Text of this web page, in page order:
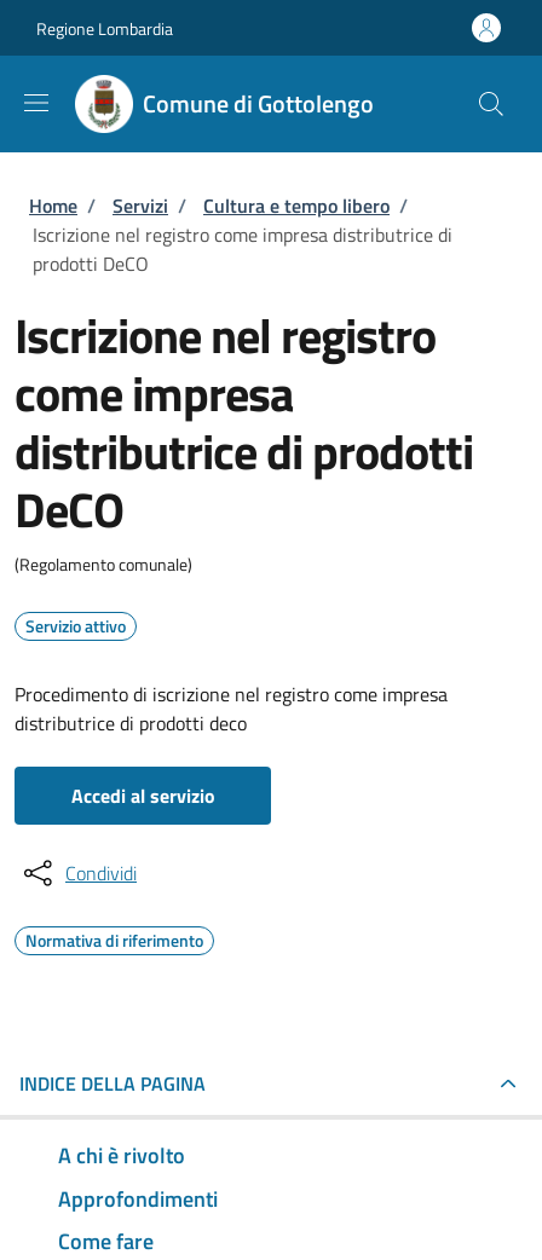
Regione Lombardia
Comune di Gottolengo
Briciole di pane
Home / Servizi / Cultura e tempo libero /
Iscrizione nel registro come impresa distributrice di
prodotti DeCO
Iscrizione nel registro
come impresa
distributrice di prodotti
DeCO
(Regolamento comunale)
Servizio attivo
Procedimento di iscrizione nel registro come impresa
distributrice di prodotti deco
Accedi al servizio
Condividi
Normativa di riferimento
INDICE DELLA PAGINA
A chi è rivolto
Approfondimenti
Come fare